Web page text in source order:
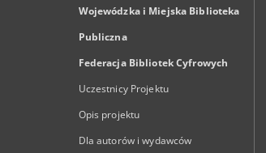
Wojewódzka i Miejska Biblioteka
Publiczna
Federacja Bibliotek Cyfrowych
Uczestnicy Projektu
Opis projektu
Dla autorów i wydawców